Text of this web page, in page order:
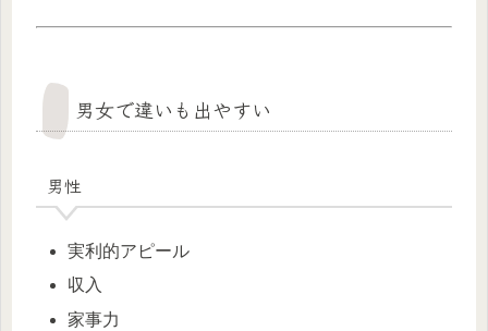
男女で違いも出やすい
男性
実利的アピール
収入
家事力